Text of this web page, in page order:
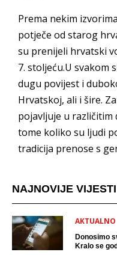
Prema nekim
potječe od starog
su prenijeli hrvatski
7. stoljeću.U svakom
dugu povijest i
Hrvatskoj, ali i šire.
pojavljuje u različitim
tome koliko su ljudi
tradicija prenose s
NAJNOVIJE VIJESTI
AKTUALNO
Donosimo
Kralo se